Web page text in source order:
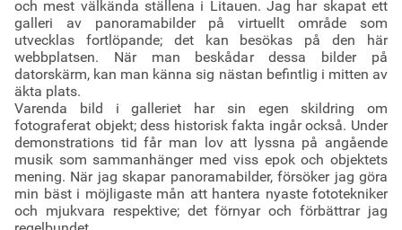
och mest välkända ställena i Litauen. Jag har skapat ett
galleri av panoramabilder på virtuellt område som
utvecklas fortlöpande; det kan besökas på den här
webbplatsen. När man beskådar dessa bilder på
datorskärm, kan man känna sig nästan befintlig i mitten av
äkta plats.
Varenda bild i galleriet har sin egen skildring om
fotograferat objekt; dess historisk fakta ingår också. Under
demonstrations tid får man lov att lyssna på angående
musik som sammanhänger med viss epok och objektets
mening. När jag skapar panoramabilder, försöker jag göra
min bäst i möjligaste mån att hantera nyaste fototekniker
och mjukvara respektive; det förnyar och förbättrar jag